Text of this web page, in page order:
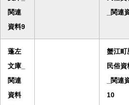
関連
資料9
_関連
蓬左
文庫_
関連
資料
蟹江町
民俗資
_関連
10